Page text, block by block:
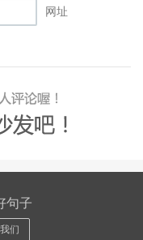
学苦练，所以，你的
该做得更好一些。
为历史。只有不断地
老师将为时刻你加油
网址
句子
们